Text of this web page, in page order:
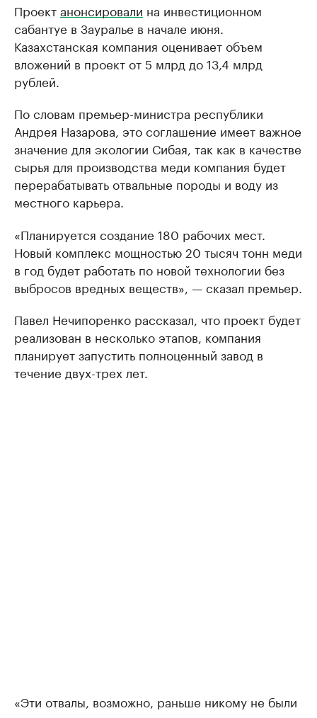
Проектанонсировали на инвестиционном
сабантуе в Зауралье в начале июня.
Казахстанская компания оценивает объем
вложений в проект от 5 млрд до 13,4 млрд
рублей.
По словам премьер-министра республики
Андрея Назарова, это соглашение имеет важное
значение для экологии Сибая, так как в качестве
сырья для производства меди компания будет
перерабатывать отвальные породы и воду из
местного карьера.
«Планируется создание 180 рабочих мест.
Новый комплекс мощностью 20 тысяч тонн меди
в год будет работать по новой технологии без
выбросов вредных веществ», — сказал премьер.
Павел Нечипоренко рассказал, что проект будет
реализован в несколько этапов, компания
планирует запустить полноценный завод в
течение двух-трех лет.
«Эти отвалы, возможно, раньше никому не были